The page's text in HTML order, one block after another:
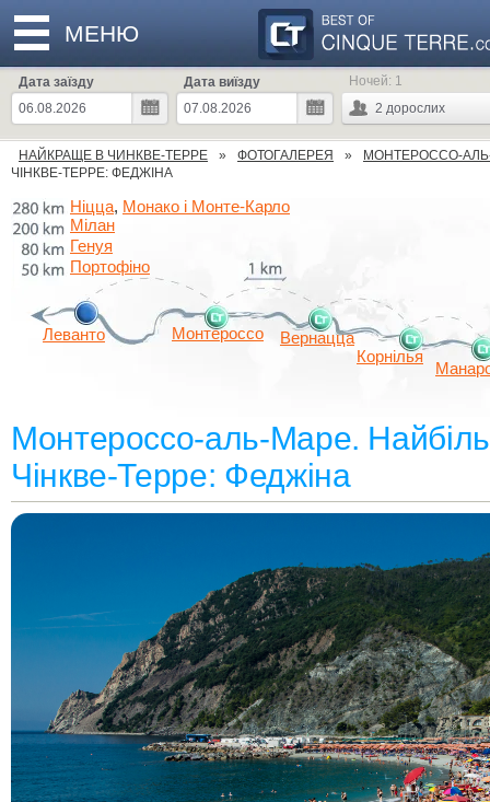
МЕНЮ
Дата заїзду
Дата виїзду
2 дорослих
Ночей: 1
НАЙКРАЩЕ В ЧИНКВЕ-ТЕРРЕ ФОТОГАЛЕРЕЯ
МОНТЕРОССО-
ЧІНКВЕ-ТЕРРЕ: ФЕДЖІНА
Леванто Монтероссо
Вернацца
Корнілья
Генуя
Мілан
Ніцца, Монако і Монте-Карло
Портофіно
Монтероссо-аль-Маре.
Чінкве-Терре: Феджіна